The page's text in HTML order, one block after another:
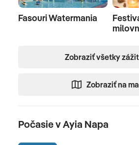
Fasouri Watermania
Zobraziť všetky
Zobraziť na
Počasie v Ayia Napa